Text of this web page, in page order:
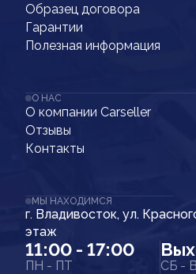
Образец договора
Гарантии
Полезная информация
О НАС
О компании Carseller
Отзывы
Контакты
МЫ НАХОДИМСЯ
г. Владивосток, ул.
этаж
11:00 - 17:00
ПН - ПТ СБ -